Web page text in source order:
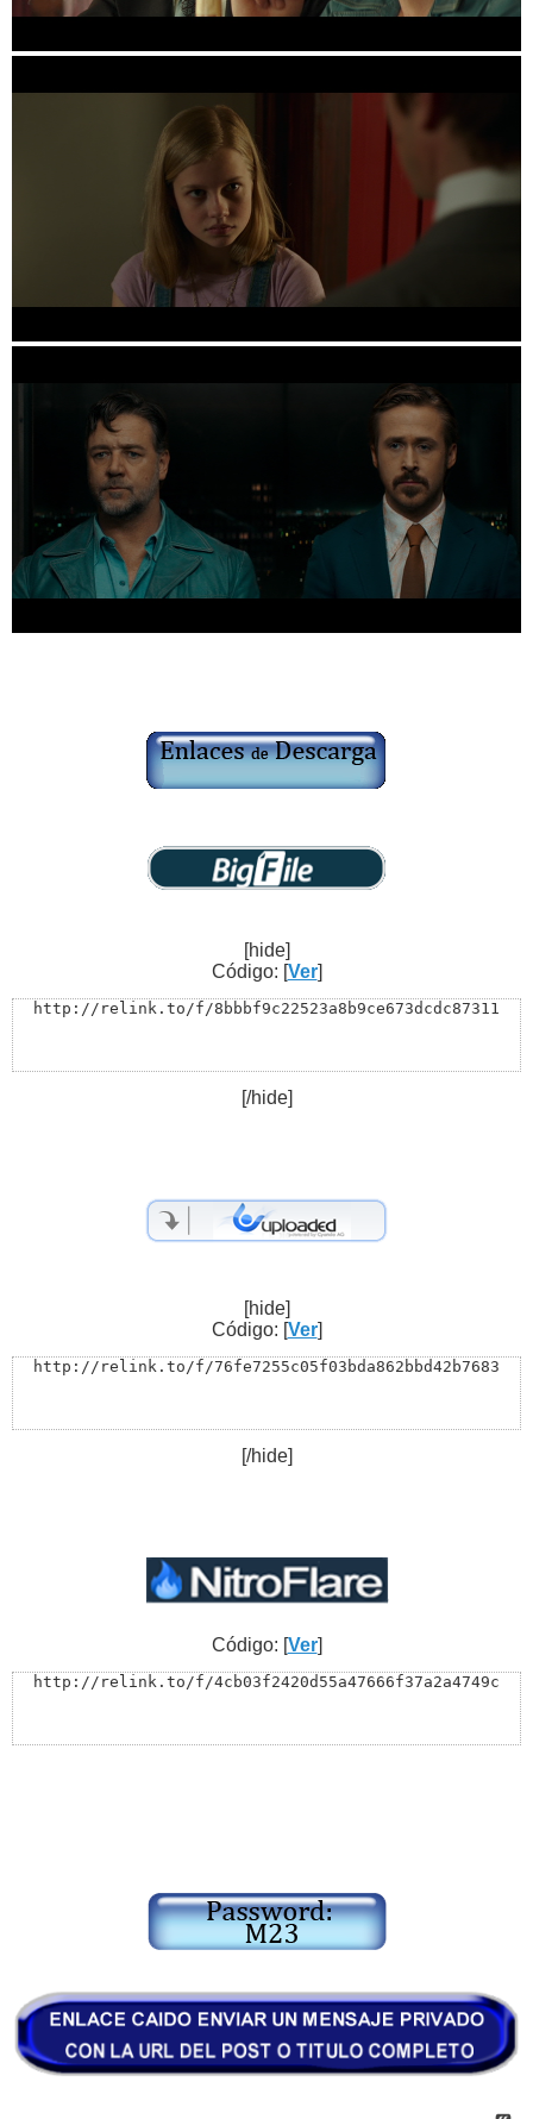
[hide]
Código: [Ver]
http://relink.to/f/8bbbf9c22523a8b9ce673dcdc87311
[/hide]
[hide]
Código: [Ver]
http://relink.to/f/76fe7255c05f03bda862bbd42b7683
[/hide]
Código: [Ver]
http://relink.to/f/4cb03f2420d55a47666f37a2a4749c